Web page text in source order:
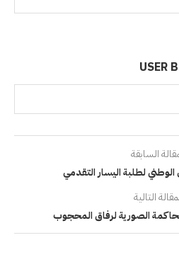
USER B
السابقة
الوطني لطلبة اليسار التقدمي
التالية